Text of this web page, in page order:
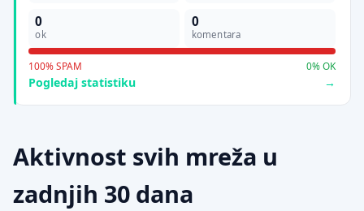
0
ok
0
komentara
100% SPAM 0% OK
Pogledaj statistiku
Aktivnost svih mreža u
zadnjih 30 dana